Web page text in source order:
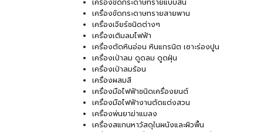
เครื่องขัดกระดาษทรายแบบสั่น
เครื่องขัดกระดาษทรายสายพาน
เครื่องเจียร์ชนิดต่างๆ
เครื่องเติมลมไฟฟ้า
เครื่องตัดหินอ่อน หินแกรนิต เซาะร่องปูน
เครื่องเป่าลม ดูดลม ดูดฝุ่น
เครื่องเป่าลมร้อน
เครื่องผสมสี
เครื่องมือไฟฟ้าชนิดเครื่องยนต์
เครื่องมือไฟฟ้างานตัดแต่งสวน
เครื่องพ่นยาฆ่าแมลง
เครื่องสแกนหาวัสดุในผนังและผิวพื้น